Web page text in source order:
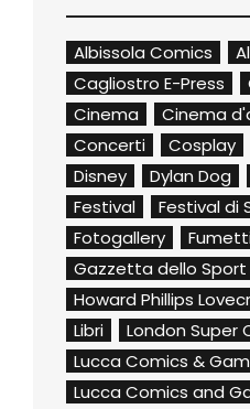
Albissola Comics
Cagliostro E-Press
Cinema
Cinema
Concerti
Cosplay
Disney
Dylan Dog
Festival
Festival di
Fotogallery
Gazzetta dello Sport
Howard Phillips
Libri
London Super
Lucca Comics &
Lucca Comics and